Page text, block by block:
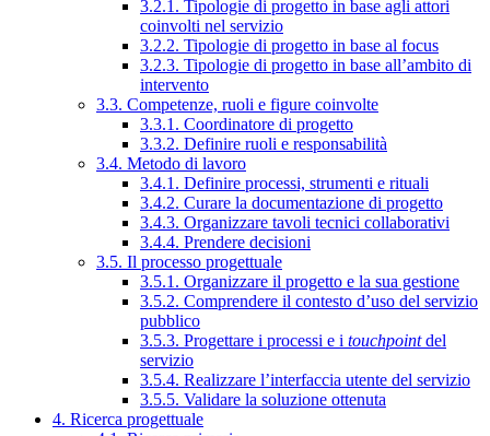
3.2.1. Tipologie di progetto in base agli attori
coinvolti nel servizio
3.2.2. Tipologie di progetto in base al focus
3.2.3. Tipologie di progetto in base all’ambito di
intervento
3.3. Competenze, ruoli e figure coinvolte
3.3.1. Coordinatore di progetto
3.3.2. Definire ruoli e responsabilità
3.4. Metodo di lavoro
3.4.1. Definire processi, strumenti e rituali
3.4.2. Curare la documentazione di progetto
3.4.3. Organizzare tavoli tecnici collaborativi
3.4.4. Prendere decisioni
3.5. Il processo progettuale
3.5.1. Organizzare il progetto e la sua gestione
3.5.2. Comprendere il contesto d’uso del servizio
pubblico
3.5.3. Progettare i processi e i touchpointdel
servizio
3.5.4. Realizzare l’interfaccia utente del servizio
3.5.5. Validare la soluzione ottenuta
4. Ricerca progettuale